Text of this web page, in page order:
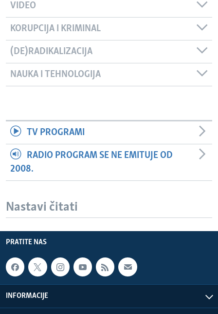
VIDEO
KORUPCIJA I KRIMINAL
(DE)RADIKALIZACIJA
NAUKA I TEHNOLOGIJA
TV PROGRAMI
RADIO PROGRAM SE NE EMITUJE OD
2008.
Nastavi čitati
PRATITE NAS
INFORMACIJE